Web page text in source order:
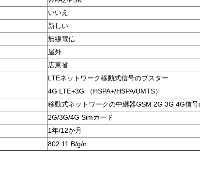
いいえ
新しい
無線電信
屋外
広東省
LTEネットワーク移動式信号のブスター
4G LTE+3G （HSPA+/HSPA/UMTS）
移動式ネットワークの中継器GSM 2G 3G 4G信号
2G/3G/4G Simカード
1年/12か月
802.11 B/g/n